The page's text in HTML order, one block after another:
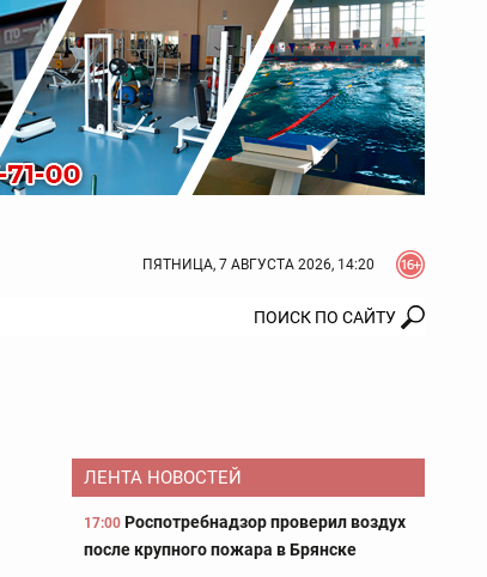
ПЯТНИЦА, 7 АВГУСТА 2026, 14:20
ЛЕНТА НОВОСТЕЙ
17:00 Роспотребнадзор проверил воздух
после крупного пожара в Брянске